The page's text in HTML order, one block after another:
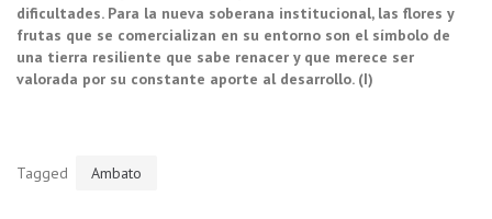
dificultades. Para la nueva soberana institucional, las flores y
frutas que se comercializan en su entorno son el símbolo de
una tierra resiliente que sabe renacer y que merece ser
valorada por su constante aporte al desarrollo. (I)
Tagged Ambato